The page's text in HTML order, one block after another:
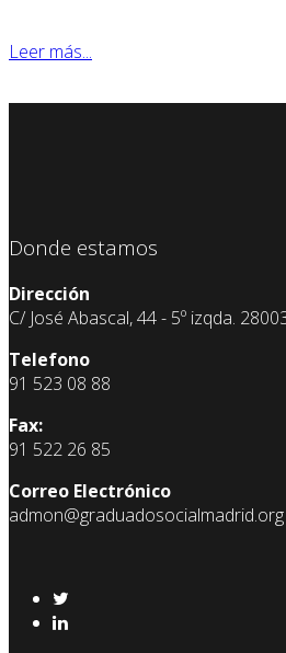
Leer más...
Donde estamos
Dirección
C/ José Abascal, 44 - 5º izqda.
Telefono
91 523 08 88
Fax:
91 522 26 85
Correo Electrónico
admon@graduadosocialmadrid.org